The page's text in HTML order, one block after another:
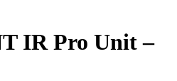
IR Pro Unit –